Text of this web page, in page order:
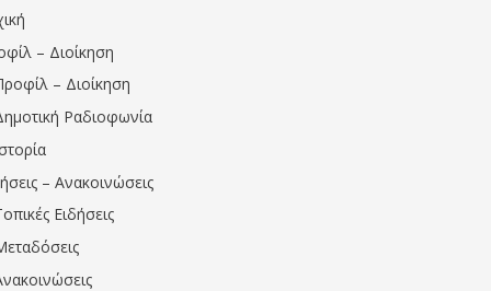
– Διοίκηση
– Διοίκηση
Ραδιοφωνία
– Ανακοινώσεις
Ειδήσεις